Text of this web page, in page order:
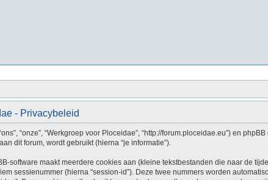
- Privacybeleid
“onze”, “Werkgroep voor Ploceidae”, “http://forum.ploceidae.eu”) en phpBB
dit forum, wordt gebruikt (hierna “je informatie”).
software maakt meerdere cookies aan (kleine tekstbestanden die naar de
sessienummer (hierna “session-id”). Deze twee nummers worden